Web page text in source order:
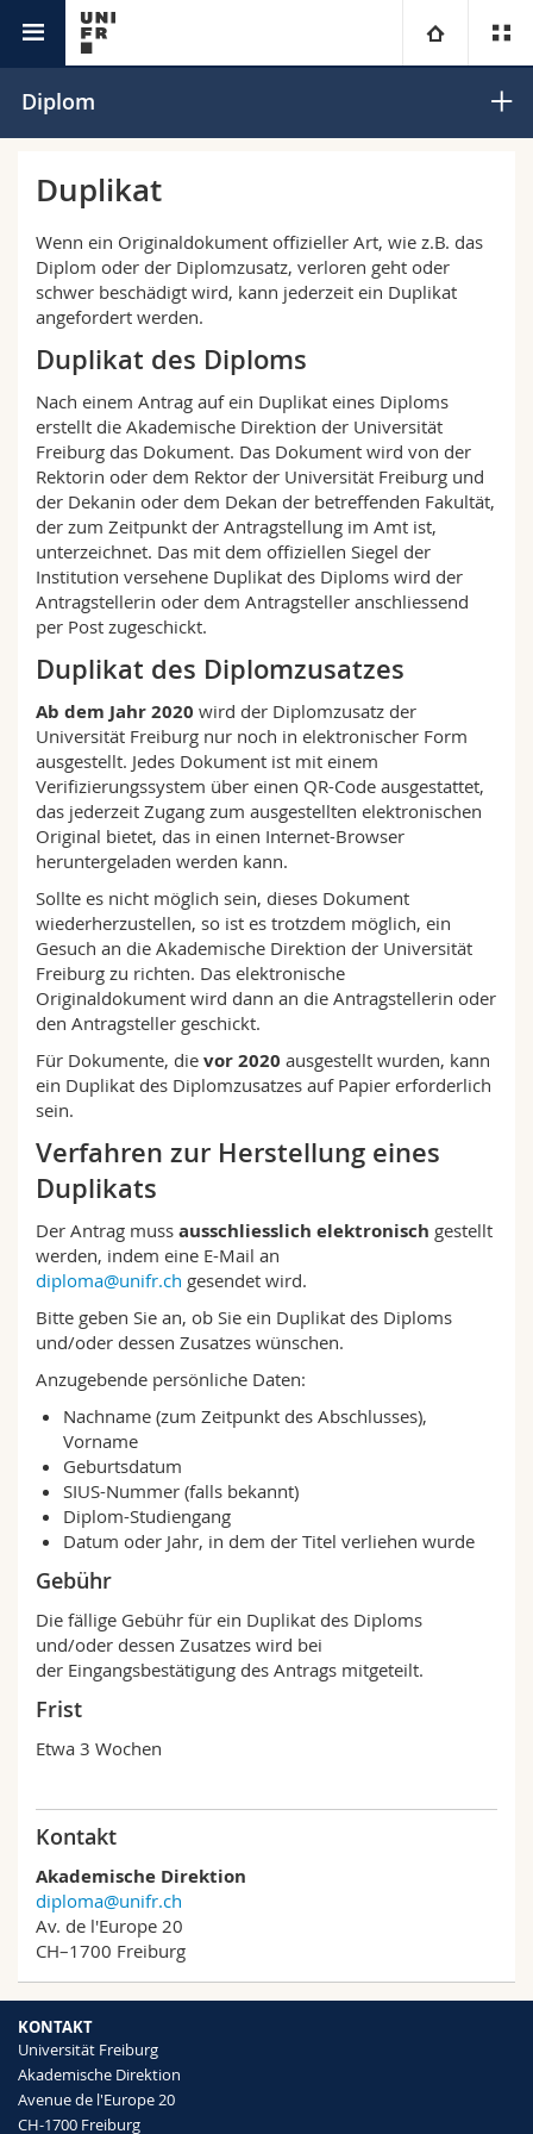
Universität
Forschung
Universität
Weiterbildung
Rechtswissenschaftliche Fak.
Wirtschafts- und Sozialwissenschaftliche Fak.
Philosophische Fak.
Fak. für Erziehungs- und Bildungswissenschaften
Math.-Nat. und Med. Fak.
Interfakultär
Studieninteressierte
Studierende
Medien
Forschende
Mitarbeitende
Doktorierende
Ressourcen
Personenverzeichnis
Ortsplan
Bibliotheken
Webmail
Vorlesungsverzeichnis
MyUnifr
Diplom
Duplikat
Wenn ein Originaldokument offizieller Art, wie z.B. das
Diplom oder der Diplomzusatz, verloren geht oder
schwer beschädigt wird, kann jederzeit ein Duplikat
angefordert werden.
Duplikat des Diploms
Nach einem Antrag auf ein Duplikat eines Diploms
erstellt die Akademische Direktion der Universität
Freiburg das Dokument. Das Dokument wird von der
Rektorin oder dem Rektor der Universität Freiburg und
der Dekanin oder dem Dekan der betreffenden Fakultät,
der zum Zeitpunkt der Antragstellung im Amt ist,
unterzeichnet. Das mit dem offiziellen Siegel der
Institution versehene Duplikat des Diploms wird der
Antragstellerin oder dem Antragsteller anschliessend
per Post zugeschickt.
Duplikat des Diplomzusatzes
Ab dem Jahr 2020 wird der Diplomzusatz der
Universität Freiburg nur noch in elektronischer Form
ausgestellt. Jedes Dokument ist mit einem
Verifizierungssystem über einen QR-Code ausgestattet,
das jederzeit Zugang zum ausgestellten elektronischen
Original bietet, das in einen Internet-Browser
heruntergeladen werden kann.
Sollte es nicht möglich sein, dieses Dokument
wiederherzustellen, so ist es trotzdem möglich, ein
Gesuch an die Akademische Direktion der Universität
Freiburg zu richten. Das elektronische
Originaldokument wird dann an die Antragstellerin oder
den Antragsteller geschickt.
Für Dokumente, die vor 2020 ausgestellt wurden, kann
ein Duplikat des Diplomzusatzes auf Papier erforderlich
sein.
Verfahren zur Herstellung eines
Duplikats
Der Antrag muss ausschliesslich elektronisch gestellt
werden, indem eine E-Mail an
diploma@unifr.ch gesendet wird.
Bitte geben Sie an, ob Sie ein Duplikat des Diploms
und/oder dessen Zusatzes wünschen.
Anzugebende persönliche Daten:
Nachname (zum Zeitpunkt des Abschlusses),
Vorname
Geburtsdatum
SIUS-Nummer (falls bekannt)
Diplom-Studiengang
Datum oder Jahr, in dem der Titel verliehen wurde
Gebühr
Die fällige Gebühr für ein Duplikat des Diploms
und/oder dessen Zusatzes wird bei
der Eingangsbestätigung des Antrags mitgeteilt.
Frist
Etwa 3 Wochen
Kontakt
Akademische Direktion
diploma@unifr.ch
Av. de l'Europe 20
CH–1700 Freiburg
KONTAKT
Universität Freiburg
Akademische Direktion
Avenue de l'Europe 20
CH-1700 Freiburg